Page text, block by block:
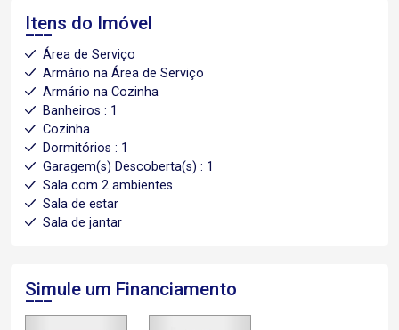
Itens do Imóvel
Área de Serviço
Armário na Área de Serviço
Armário na Cozinha
Banheiros : 1
Cozinha
Dormitórios : 1
Garagem(s) Descoberta(s) : 1
Sala com 2 ambientes
Sala de estar
Sala de jantar
Simule um Financiamento